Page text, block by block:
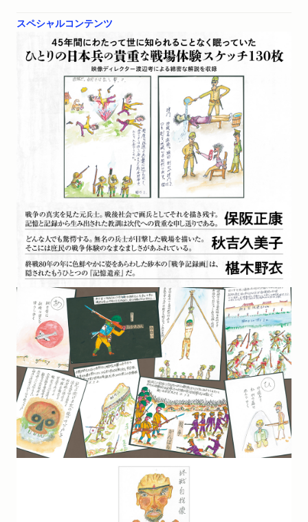
士が遺した130枚のスケッチとは」
新聞2025/08/09
毎日新聞で紹介されました。（評者:ジョエル・ヨースさん）
2025/07/06
読売新聞で紹介されました。
スペシャルコンテンツ